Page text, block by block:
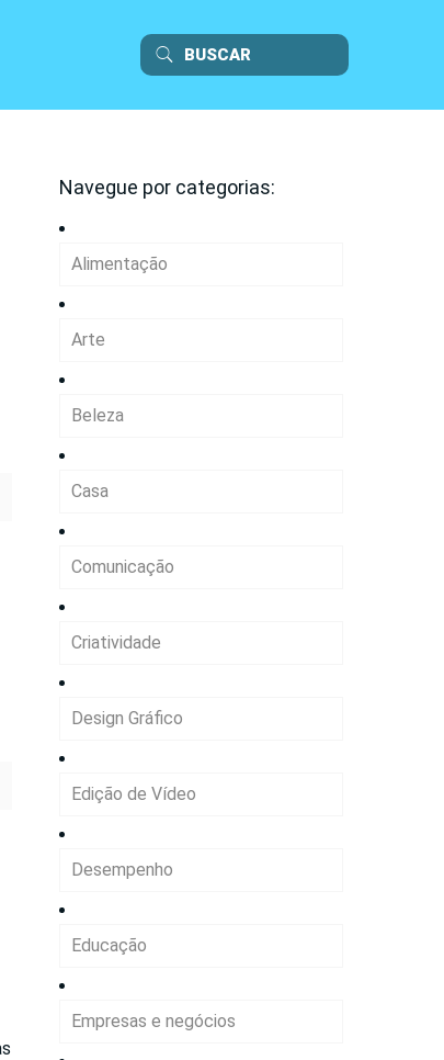
Navegue por categorias:
Alimentação
Arte
Beleza
Casa
Comunicação
Criatividade
Design Gráfico
Edição de Vídeo
Desempenho
Educação
Empresas e negócios